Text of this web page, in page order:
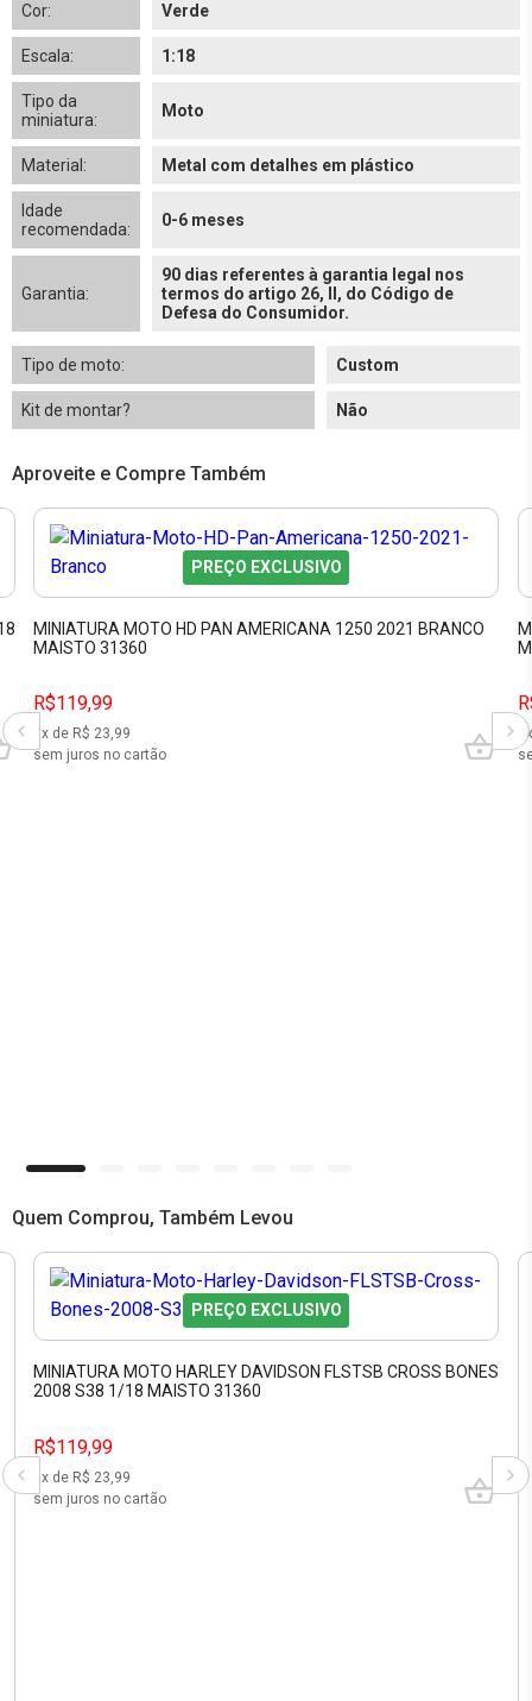
Cor: Verde
Escala: 1:18
Tipo da
miniatura:
Moto
Material: Metal com detalhes em plástico
Idade
recomendada:
0-6 meses
Garantia:
90 dias referentes à garantia legal nos
termos do artigo 26, II, do Código de
Defesa do Consumidor.
Tipo de moto: Custom
Kit de montar? Não
Aproveite e Compre Também
PREÇO EXCLUSIVO
MINIATURA MOTO HD PAN AMERICANA 1250 2021 BRANCO
MAISTO 31360
R$119,99
5x de R$ 23,99
sem juros no cartão
Quem Comprou, Também Levou
PREÇO EXCLUSIVO
MINIATURA MOTO HARLEY DAVIDSON FLSTSB CROSS BONES
2008 S38 1/18 MAISTO 31360
R$119,99
5x de R$ 23,99
sem juros no cartão